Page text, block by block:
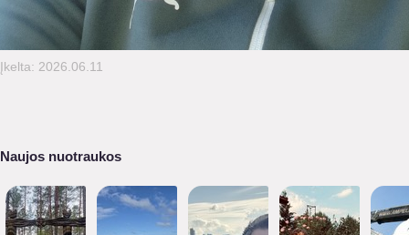
Įkelta: 2026.06.11
Naujos nuotraukos